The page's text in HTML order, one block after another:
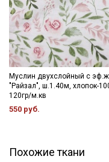
Муслин двухслойный с
"Райзал", ш.1.40м, хлопок-
120гр/м.кв
550 руб.
Похожие ткани